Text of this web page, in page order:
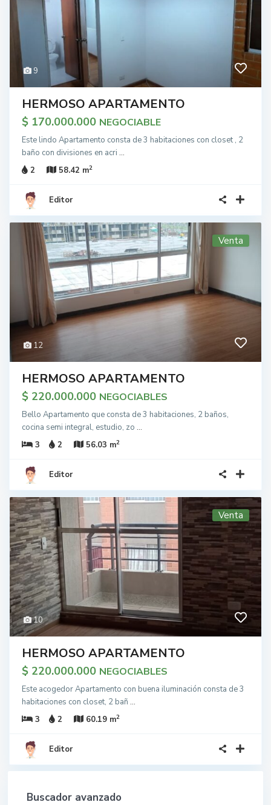
9
HERMOSO APARTAMENTO
$ 170.000.000 NEGOCIABLE
Este lindo Apartamento consta de 3 habitaciones con closet , 2
baño con divisiones en acri ...
2
58.42 m2
Editor
12
Venta
HERMOSO APARTAMENTO
$ 220.000.000 NEGOCIABLES
Bello Apartamento que consta de 3 habitaciones, 2 baños,
cocina semi integral, estudio, zo ...
3
2 56.03 m2
Editor
10
Venta
HERMOSO APARTAMENTO
$ 220.000.000 NEGOCIABLES
Este acogedor Apartamento con buena iluminación consta de 3
habitaciones con closet, 2 bañ ...
3
2 60.19 m2
Editor
Buscador avanzado